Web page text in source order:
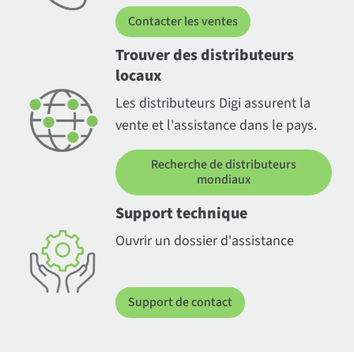
Contacter les ventes
Trouver des distributeurs
locaux
Les distributeurs Digi assurent la
vente et l'assistance dans le pays.
Recherche de distributeurs
mondiaux
Support technique
Ouvrir un dossier d'assistance
Support de contact